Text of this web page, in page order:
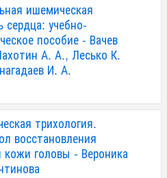
ишемическая
сердца: учебно-
пособие - Вачев
А. А., Лесько К.
И. А.
трихология.
восстановления
кожи головы - Вероника